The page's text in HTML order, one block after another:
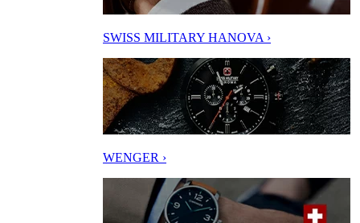
SWISS MILITARY HANOVA ›
WENGER ›